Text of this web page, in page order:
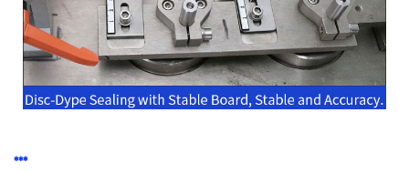
***